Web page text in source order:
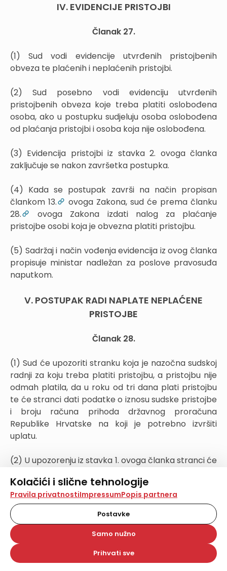
Kolačići i slične tehnologije
Na našoj web stranici koristimo kolačiće i slične
tehnologije za pohranu, čitanje i obradu informacija na
vašem uređaju. Time poboljšavamo korisničko iskustvo,
analiziramo promet na stranici te prikazujemo sadržaje i
oglase koji vas zanimaju. Korisnički profili mogu se kreirati
na više web stranica i uređaja u tu svrhu. Naši partneri
također koriste ove tehnologije.
Odabirom opcije „Samo nužno“ prihvaćate samo one
Pravila privatnostiImpressumPopis partnera
Postavke
Samo nužno
Prihvati sve
IV. EVIDENCIJE PRISTOJBI
Članak 27.
(1) Sud vodi evidencije utvrđenih pristojbenih
obveza te plaćenih i neplaćenih pristojbi.
(2) Sud posebno vodi evidenciju utvrđenih
pristojbenih obveza koje treba platiti oslobođena
osoba, ako u postupku sudjeluju osoba oslobođena
od plaćanja pristojbi i osoba koja nije oslobođena.
(3) Evidencija pristojbi iz stavka 2. ovoga članka
zaključuje se nakon završetka postupka.
(4) Kada se postupak završi na način propisan
člankom 13.
ovoga Zakona, sud će prema članku
28.
ovoga Zakona izdati nalog za plaćanje
pristojbe osobi koja je obvezna platiti pristojbu.
(5) Sadržaj i način vođenja evidencija iz ovog članka
propisuje ministar nadležan za poslove pravosuđa
naputkom.
V. POSTUPAK RADI NAPLATE NEPLAĆENE
PRISTOJBE
Članak 28.
(1) Sud će upozoriti stranku koja je nazočna sudskoj
radnji za koju treba platiti pristojbu, a pristojbu nije
odmah platila, da u roku od tri dana plati pristojbu
te će stranci dati podatke o iznosu sudske pristojbe
i broju računa prihoda državnog proračuna
Republike Hrvatske na koji je potrebno izvršiti
uplatu.
(2) U upozorenju iz stavka 1. ovoga članka stranci će
pristojbe u tom roku, a u sudskom spisu će se
naznačiti dano upozorenje.
(3) Ako stranka ne postupi po upozorenju iz stavka
1. ovoga članka, sud će donijeti rješenje o pristojbi
kojim će stranku pozvati na plaćanje pristojbe u
roku od osam dana od dostave rješenja.